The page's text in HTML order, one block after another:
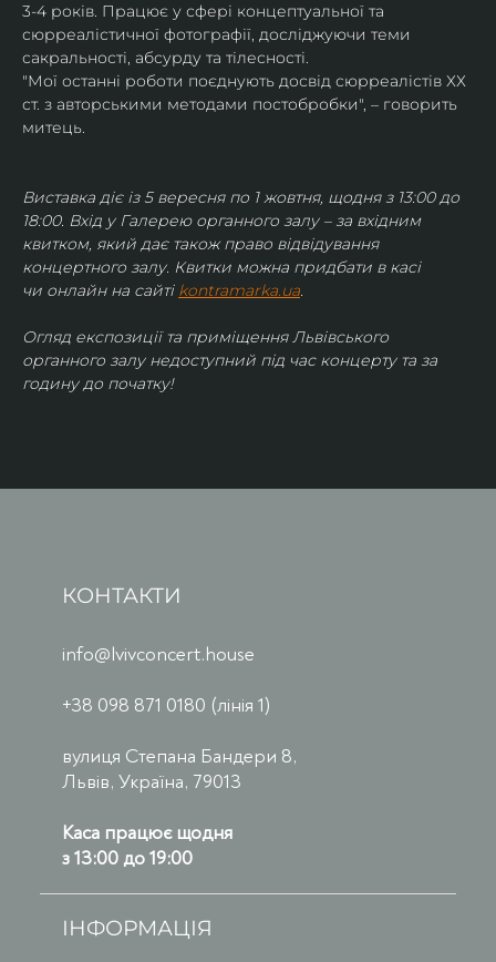
3-4 років. Працює у сфері концептуальної та
сюрреалістичної фотографії, досліджуючи теми
сакральності, абсурду та тілесності.
"Мої останні роботи поєднують досвід сюрреалістів ХХ
ст. з авторськими методами постобробки", – говорить
митець.
Виставка діє із 5 вересня по 1 жовтня, щодня з 13:00 до
18:00. Вхід у Галерею органного залу – за вхідним
квитком, який дає також право відвідування
концертного залу. Квитки можна придбати в касі
чи онлайн на сайті kontramarka.ua.
Огляд експозиції та приміщення Львівського
органного залу недоступний під час концерту та за
годину до початку!
КОНТАКТИ
info@lvivconcert.house
+38 098 871 0180 (лінія 1)
вулиця Степана Бандери 8,
Львів, Україна, 79013
Каса працює щодня
з 13:00 до 19:00
ІНФОРМАЦІЯ